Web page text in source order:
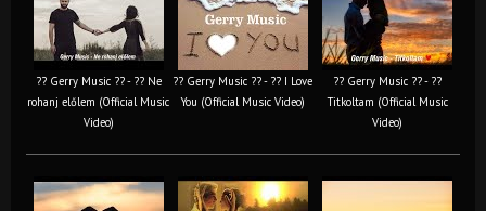
?? Gerry Music ?? - ?? Ne
rohanj előlem (Official Music
Video)
?? Gerry Music ?? - ?? I Love
You (Official Music Video)
?? Gerry Music ?? - ??
Titkoltam (Official Music
Video)